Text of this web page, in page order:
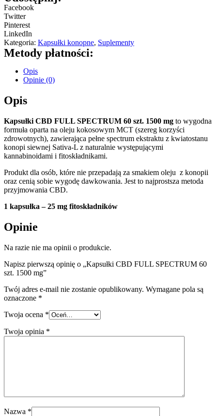
Facebook
Twitter
Pinterest
LinkedIn
Kategoria: Kapsułki konopne, Suplementy
Metody płatności:
Opis
Opinie (0)
Opis
Kapsułki CBD FULL SPECTRUM 60 szt. 1500 mg to wygodna
formuła oparta na oleju kokosowym MCT (szereg korzyści
zdrowotnych), zawierająca pełne spectrum ekstraktu z kwiatostanu
konopi siewnej Sativa-L z naturalnie występującymi
kannabinoidami i fitoskładnikami.
Produkt dla osób, które nie przepadają za smakiem oleju z konopii
oraz cenią sobie wygodę dawkowania. Jest to najprostsza metoda
przyjmowania CBD.
1 kapsułka – 25 mg fitoskładników
Opinie
Na razie nie ma opinii o produkcie.
Napisz pierwszą opinię o „Kapsułki CBD FULL SPECTRUM 60
szt. 1500 mg”
Twój adres e-mail nie zostanie opublikowany. Wymagane pola są
oznaczone *
Twoja ocena *
Twoja opinia *
Nazwa *